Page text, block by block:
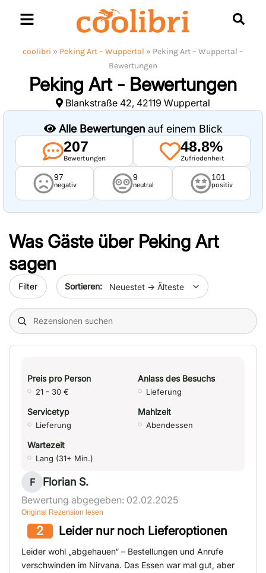
coolibri » Peking Art – Wuppertal » Peking Art – Wuppertal –
Bewertungen
Peking Art - Bewertungen
Blankstraße 42, 42119 Wuppertal
Alle Bewertungenauf einem Blick
207
Bewertungen
48.8%
Zufriedenheit
97
negativ
9
neutral
101
positiv
Was Gäste über Peking Art
sagen
Filter Sort by date
Search (title/text)
Preis pro Person
21 - 30 €
Anlass des Besuchs
Lieferung
Servicetyp
Lieferung
Mahlzeit
Abendessen
Wartezeit
Lang (31+ Min.)
F Florian S.
Bewertung abgegeben: 02.02.2025
Original Rezension lesen
2 Leider nur noch Lieferoptionen
Leider wohl „abgehauen“ – Bestellungen und Anrufe
verschwinden im Nirvana. Das Essen war mal gut, aber